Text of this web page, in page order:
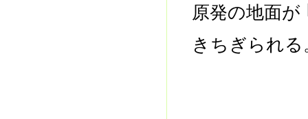
原発の地面が
きちぎられ